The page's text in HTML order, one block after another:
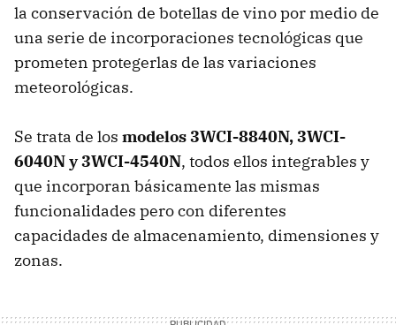
la conservación de botellas de vino por medio de
una serie de incorporaciones tecnológicas que
prometen protegerlas de las variaciones
meteorológicas.
Se trata de los modelos 3WCI-8840N, 3WCI-
6040N y 3WCI-4540N, todos ellos integrables y
que incorporan básicamente las mismas
funcionalidades pero con diferentes
capacidades de almacenamiento, dimensiones y
zonas.